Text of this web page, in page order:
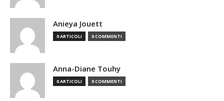
Anieya Jouett
0 ARTICOLI 0 COMMENTI
Anna-Diane Touhy
0 ARTICOLI 0 COMMENTI